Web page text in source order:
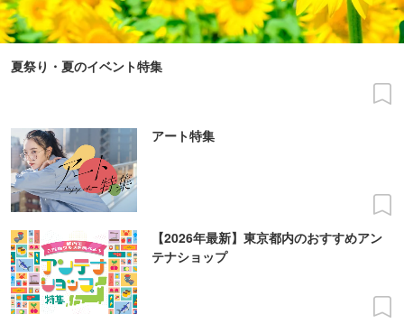
夏祭り・夏のイベント特集
アート特集
【2026年最新】東京都内のおすすめアン
テナショップ